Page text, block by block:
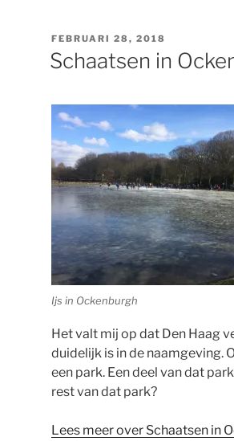
GEPLAATST
OP
FEBRUARI 28, 2018
Schaatsen in
Ijs in Ockenburgh
Het valt mij op dat Den Haag
duidelijk is in de naamgeving.
een park. Een deel van dat
rest van dat park?
Lees meer over Schaatsen in